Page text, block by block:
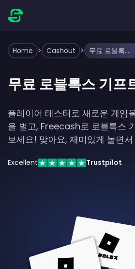
Home > Cashout > 무료 로블록스 기프트카드 받기
무료 로블록스 기프
플레이어 테스터로 새로운 게임
을 벌고, Freecash로 로블록스
보세요! 맞아요, 재미있게 놀면
Excellent Trustpilot